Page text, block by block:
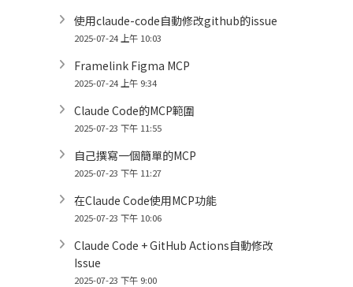
使用claude-code自動修改github的issue
2025-07-24 上午 10:03
Framelink Figma MCP
2025-07-24 上午 9:34
Claude Code的MCP範圍
2025-07-23 下午 11:55
自己撰寫一個簡單的MCP
2025-07-23 下午 11:27
在Claude Code使用MCP功能
2025-07-23 下午 10:06
Claude Code + GitHub Actions自動修改
Issue
2025-07-23 下午 9:00